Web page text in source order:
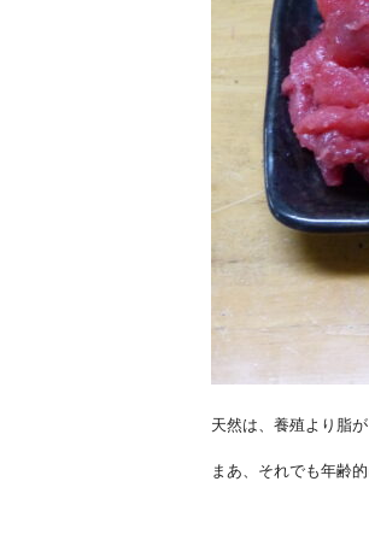
天然は、養殖より脂
まあ、それでも年齢